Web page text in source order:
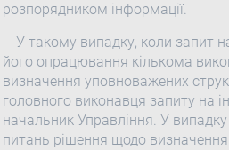
розпорядником інформації.
У такому випадку, коли запит
його опрацювання кількома
визначення уповноважених
головного виконавця запиту на
начальник Управління. У
питань рішення щодо